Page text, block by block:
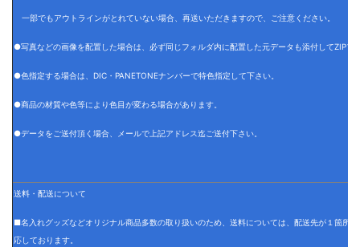
一部でもアウトラインがとれていない場合、再送いただきますので、ご注意ください。
●写真などの画像を配置した場合は、必ず同じフォルダ内に配置した元データも添付してZIPフ
●色指定する場合は、DIC・PANETONEナンバーで特色指定して下さい。
●商品の材質や色等により色目が変わる場合があります。
●データをご送付頂く場合、メールで上記アドレス迄ご送付下さい。
送料・配送について
■名入れグッズなどオリジナル商品多数の取り扱いのため、送料については、配送先が１箇所
応しております。